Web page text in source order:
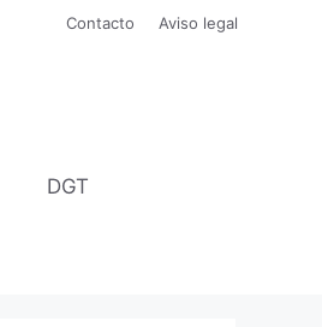
Contacto Aviso legal
DGT